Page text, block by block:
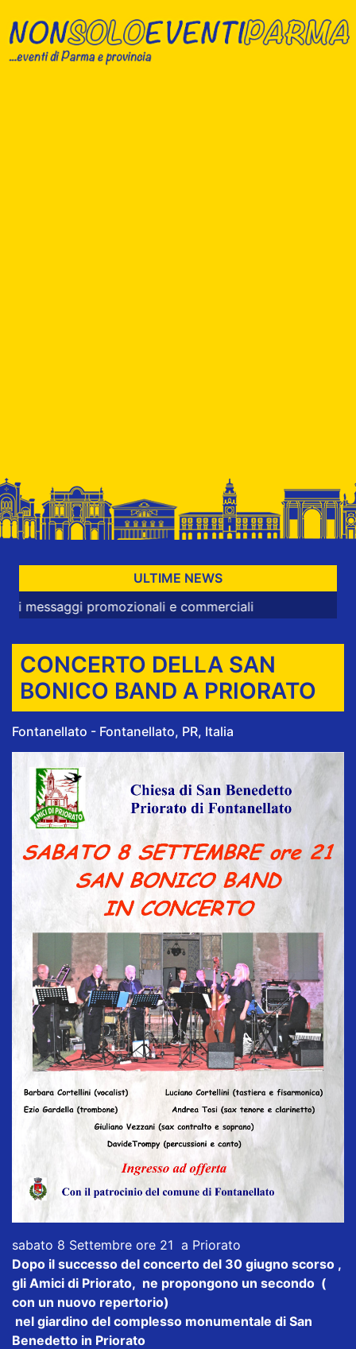
ULTIME NEWS
promozionali e commerciali
CONCERTO DELLA SAN
BONICO BAND A PRIORATO
Fontanellato - Fontanellato, PR, Italia
sabato 8 Settembre ore 21 a Priorato
Dopo il successo del concerto del 30 giugno scorso ,
gli Amici di Priorato, ne propongono un secondo (
con un nuovo repertorio)
nel giardino del complesso monumentale di San
Benedetto in Priorato